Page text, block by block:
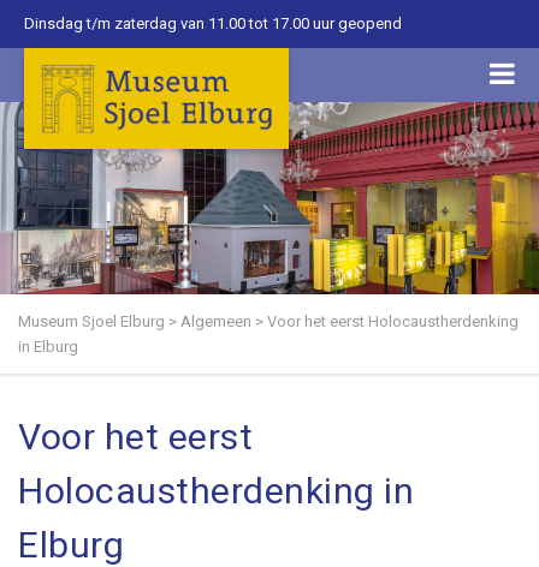
Dinsdag t/m zaterdag van 11.00 tot 17.00 uur geopend
Museum Sjoel Elburg > Algemeen > Voor het eerst Holocaustherdenking
in Elburg
Voor het eerst
Holocaustherdenking in
Elburg